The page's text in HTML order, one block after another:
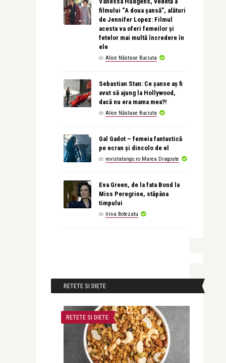
filmului “A doua șansă”, alături
de Jennifer Lopez: Filmul
acesta va oferi femeilor și
fetelor mai multă încredere în
ele
de Alice Năstase Buciuta
Sebastian Stan: Ce șanse aș fi
avut să ajung la Hollywood,
dacă nu era mama mea?!
de Alice Năstase Buciuta
Gal Gadot – femeia fantastică
pe ecran și dincolo de el
de revistatango.ro Marea Dragoste
Eva Green, de la fata Bond la
Miss Peregrine, stăpâna
timpului
de Irina Botezatu
RETETE SI DIETE
RETETE SI DIETE